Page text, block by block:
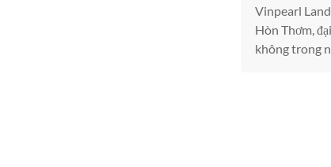
Vinpearl
Hòn Thơm,
không trong